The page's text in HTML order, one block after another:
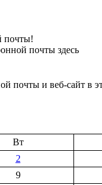
почты!
почты здесь
почты и веб-сайт в
Вт
2
9